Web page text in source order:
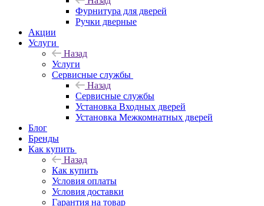
Фурнитура для дверей
Ручки дверные
Акции
Услуги
Назад
Услуги
Сервисные службы
Назад
Сервисные службы
Установка Входных дверей
Установка Межкомнатных дверей
Блог
Бренды
Как купить
Назад
Как купить
Условия оплаты
Условия доставки
Гарантия на товар